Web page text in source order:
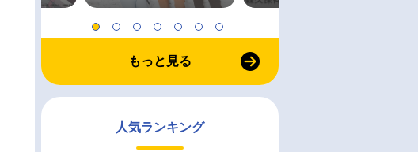
もっと見る
人気ランキング